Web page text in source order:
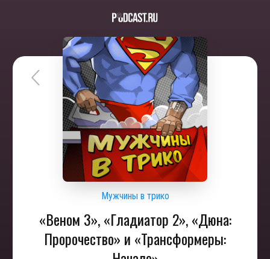
Мужчины в трико
«Веном 3», «Гладиатор 2», «Дюна:
Пророчество» и «Трансформеры: